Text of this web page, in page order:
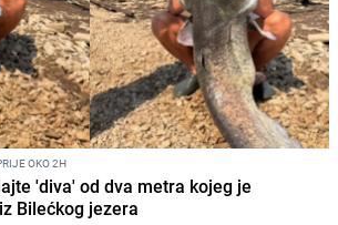
OKO 2H
'diva' od dva metra kojeg je
Bilećkog jezera